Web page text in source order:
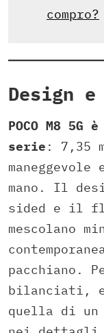
compro?
Design
POCO M8
serie : 7,35
mano. Il
sided e il
mescolano
pacchiano.
bilanciati,
quella di un